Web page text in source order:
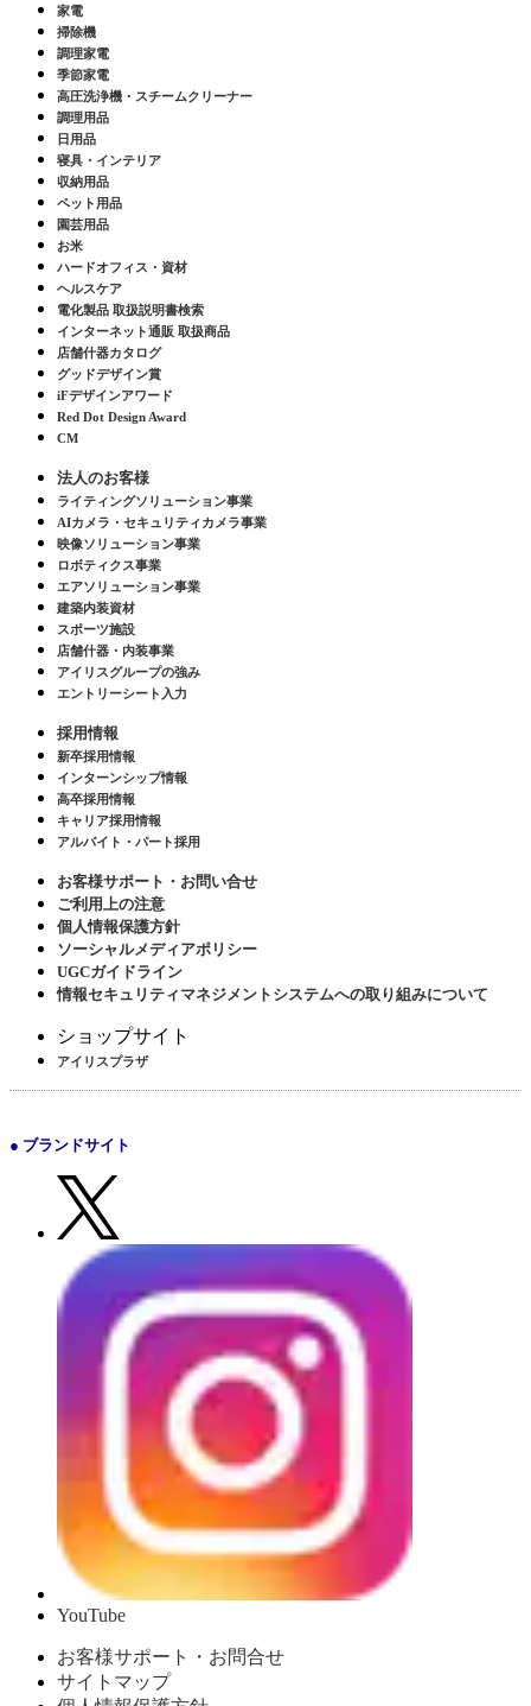
家電
掃除機
調理家電
季節家電
高圧洗浄機・スチームクリーナー
調理用品
日用品
寝具・インテリア
収納用品
ペット用品
園芸用品
お米
ハードオフィス・資材
ヘルスケア
電化製品 取扱説明書検索
インターネット通販 取扱商品
店舗什器カタログ
グッドデザイン賞
iFデザインアワード
Red Dot Design Award
CM
法人のお客様
ライティングソリューション事業
AIカメラ・セキュリティカメラ事業
映像ソリューション事業
ロボティクス事業
エアソリューション事業
建築内装資材
スポーツ施設
店舗什器・内装事業
アイリスグループの強み
エントリーシート入力
採用情報
新卒採用情報
インターンシップ情報
高卒採用情報
キャリア採用情報
アルバイト・パート採用
お客様サポート・お問い合せ
ご利用上の注意
個人情報保護方針
ソーシャルメディアポリシー
UGCガイドライン
情報セキュリティマネジメントシステムへの取り組みについて
ショップサイト
アイリスプラザ
● ブランドサイト
YouTube
お客様サポート・お問合せ
サイトマップ